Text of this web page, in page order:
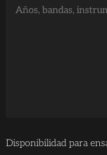
Disponibilidad para